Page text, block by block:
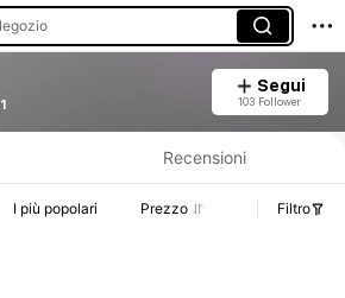
Segui
103 Follower
Recensioni
I più popolari Prezzo Filtro